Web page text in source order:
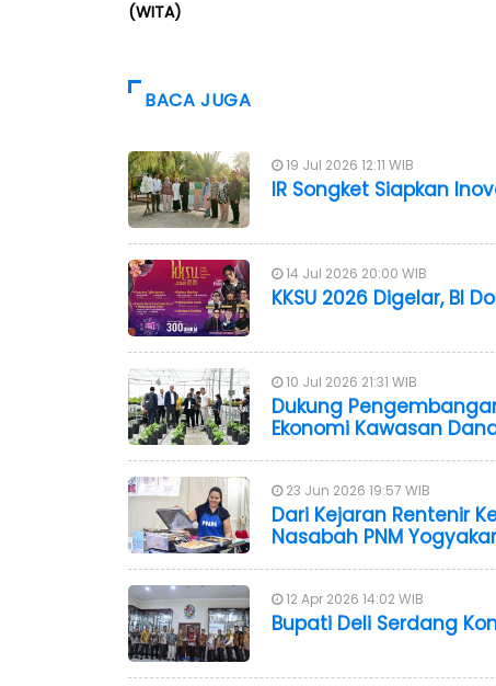
(WITA)
BACA JUGA
19 Jul 2026 12:11 WIB
IR Songket Siapkan
14 Jul 2026 20:00 WIB
KKSU 2026 Digelar, BI
10 Jul 2026 21:31 WIB
Dukung
Ekonomi Kawasan
23 Jun 2026 19:57 WIB
Dari Kejaran Rentenir
Nasabah PNM
12 Apr 2026 14:02 WIB
Bupati Deli Serdang